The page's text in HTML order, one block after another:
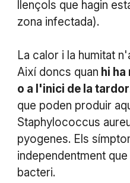
llençols que hagin
zona infectada).
La calor i la humitat
Així doncs quan hi
o a l'inici de la tardor
que poden produir
Staphylococcus
pyogenes. Els
independentment
bacteri.